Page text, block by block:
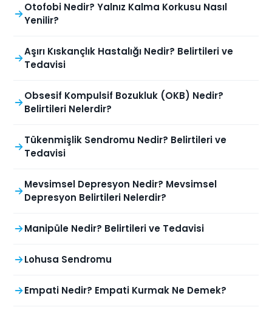
Otofobi Nedir? Yalnız Kalma Korkusu Nasıl
Yenilir?
Aşırı Kıskançlık Hastalığı Nedir? Belirtileri ve
Tedavisi
Obsesif Kompulsif Bozukluk (OKB) Nedir?
Belirtileri Nelerdir?
Tükenmişlik Sendromu Nedir? Belirtileri ve
Tedavisi
Mevsimsel Depresyon Nedir? Mevsimsel
Depresyon Belirtileri Nelerdir?
Manipüle Nedir? Belirtileri ve Tedavisi
Lohusa Sendromu
Empati Nedir? Empati Kurmak Ne Demek?